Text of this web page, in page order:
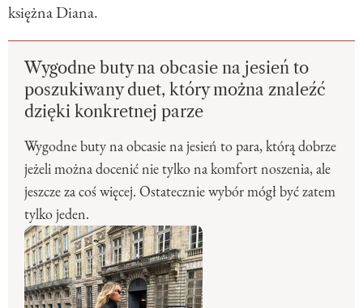
księżna Diana.
Wygodne buty na obcasie na jesień to
poszukiwany duet, który można znaleźć
dzięki konkretnej parze
Wygodne buty na obcasie na jesień to para, którą dobrze
jeżeli można docenić nie tylko na komfort noszenia, ale
jeszcze za coś więcej. Ostatecznie wybór mógł być zatem
tylko jeden.